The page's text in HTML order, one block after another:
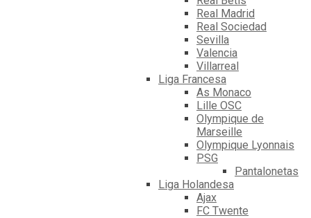
Real Madrid
Real Sociedad
Sevilla
Valencia
Villarreal
Liga Francesa
As Monaco
Lille OSC
Olympique de
Marseille
Olympique Lyonnais
PSG
Pantalonetas
Liga Holandesa
Ajax
FC Twente